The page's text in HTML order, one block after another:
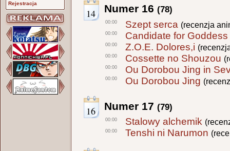
Rejestracja
14 Numer 16 (78)
00:00 Szept serca (recenzja
00:00 Candidate for Goddess
00:00 Z.O.E. Dolores,i
00:00 Cossette no Shouzou
00:00 Ou Dorobou Jing in
00:00 Ou Dorobou Jing
16 Numer 17 (79)
00:00 Stalowy alchemik
00:00 Tenshi ni Narumon